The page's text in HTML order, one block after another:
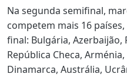
Na segunda semifinal,
competem mais 16
final: Bulgária, Azerbaijão,
República Checa,
Dinamarca, Austrália,